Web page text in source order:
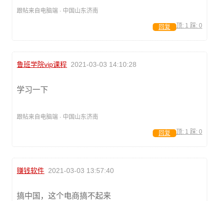
跟帖来自电脑端 · 中国山东济南
顶: 1 踩: 0
回复
鲁班学院vip课程 2021-03-03 14:10:28
学习一下
跟帖来自电脑端 · 中国山东济南
顶: 1 踩: 0
回复
赚钱软件 2021-03-03 13:57:40
搞中国，这个电商搞不起来